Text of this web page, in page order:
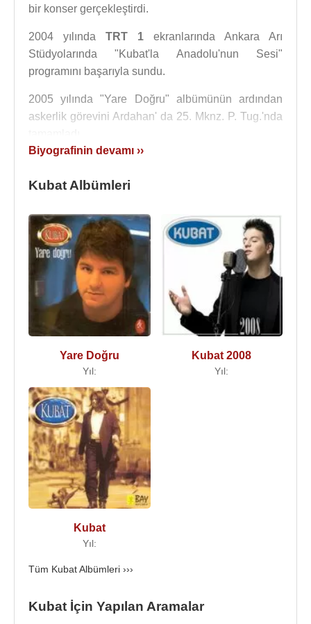
bir konser gerçekleştirdi.
2004 yılında TRT 1 ekranlarında Ankara Arı
Stüdyolarında "Kubat'la Anadolu'nun Sesi"
programını başarıyla sundu.
2005 yılında "Yare Doğru" albümünün ardından
askerlik görevini Ardahan' da 25. Mknz. P. Tug.'nda
Belçika Antwerpen'de evlendi.
1996 - Kubat
1998 - Bugün
1999 - Bir Ayrılık, Bir Yoksulluk Bir Ölüm
2001 - Arşiv 1-2-3
2003 - Lokman
2005 - Yare Doğru
2008 - Kubat 2008
2013 - İyi Olacaksın
Kaynak:Biyografiler.com
Biyografinin devamı ››
Kubat Albümleri
Yare Doğru
Yıl:
Kubat 2008
Yıl:
Kubat
Yıl:
Tüm Kubat Albümleri ›››
Kubat İçin Yapılan Aramalar